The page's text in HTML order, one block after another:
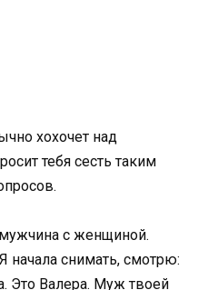
хохочет над
тебя сесть таким
с женщиной.
начала снимать, смотрю:
Это Валера. Муж твоей